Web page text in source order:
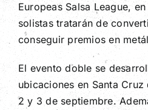
Europeas Salsa League,
solistas tratarán de
conseguir premios en
El evento doble se
ubicaciones en Santa
2 y 3 de septiembre.